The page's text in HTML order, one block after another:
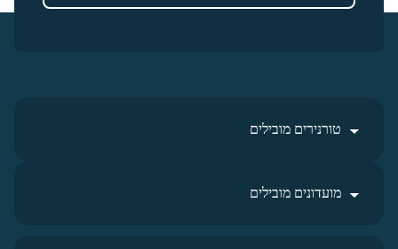
טורנירים מובילים
מועדונים מובילים